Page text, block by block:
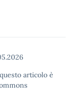
articolo è